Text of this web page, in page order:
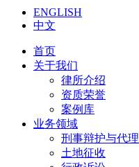
ENGLISH
中文
首页
关于我们
律所介绍
资质荣誉
案例库
业务领域
刑事辩护与代理
土地征收